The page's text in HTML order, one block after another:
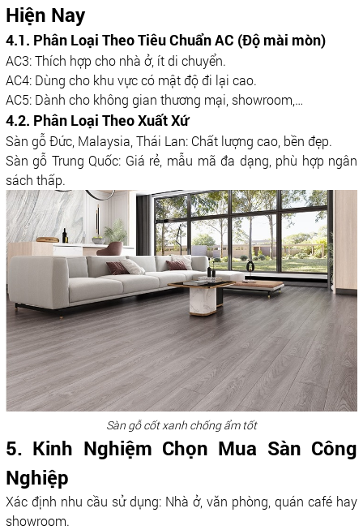
Hiện Nay
4.1. Phân Loại Theo Tiêu Chuẩn AC (Độ mài mòn)
AC3: Thích hợp cho nhà ở, ít di chuyển.
AC4: Dùng cho khu vực có mật độ đi lại cao.
AC5: Dành cho không gian thương mại, showroom,…
4.2. Phân Loại Theo Xuất Xứ
Sàn gỗ Đức, Malaysia, Thái Lan: Chất lượng cao, bền đẹp.
Sàn gỗ Trung Quốc: Giá rẻ, mẫu mã đa dạng, phù hợp ngân
sách thấp.
Sàn gỗ cốt xanh chống ẩm tốt
5. Kinh Nghiệm Chọn Mua Sàn Công
Nghiệp
Xác định nhu cầu sử dụng: Nhà ở, văn phòng, quán café hay
showroom.